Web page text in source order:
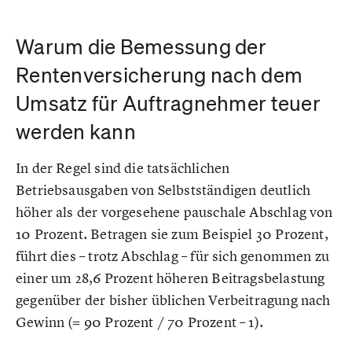
Warum die Bemessung der
Rentenversicherung nach dem
Umsatz für Auftragnehmer teuer
werden kann
In der Regel sind die tatsächlichen
Betriebsausgaben von Selbstständigen deutlich
höher als der vorgesehene pauschale Abschlag von
10 Prozent. Betragen sie zum Beispiel 30 Prozent,
führt dies – trotz Abschlag – für sich genommen zu
einer um 28,6 Prozent höheren Beitragsbelastung
gegenüber der bisher üblichen Verbeitragung nach
Gewinn (= 90 Prozent / 70 Prozent – 1).